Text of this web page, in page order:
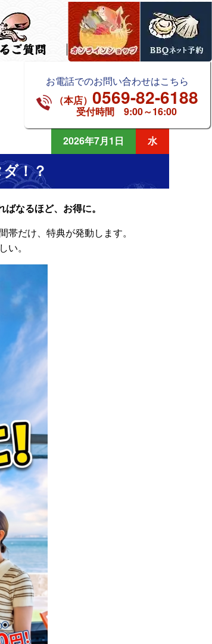
お電話でのお問い合わせはこちら
（本店） 0569-82-6188
受付時間 9:00～16:00
！？
2026年7月1日 水
なるほど、お得に。
だけ、特典が発動します。
。